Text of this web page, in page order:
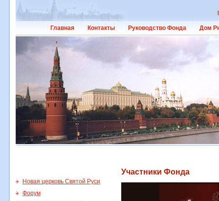
Главная Контакты Руководство Фонда Дом
Участники Фонда
Новая церковь Святой Руси
Форум